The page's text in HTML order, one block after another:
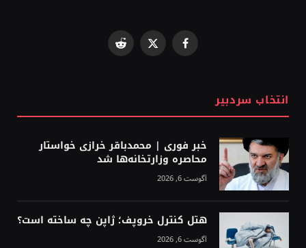
Facebook
X
Reddit
انتخاب سردبیر
خبر فوری | محمدباقر خرازی خواستار
محاصره وزارتخانه‌ها شد
آگوست 6, 2026
هتل کنترل خروپف؛ ژاپن چه ساخته است؟
آگوست 6, 2026